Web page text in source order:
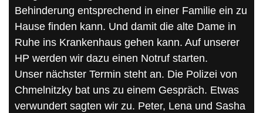
Behinderung entsprechend in einer Familie ein zu
Hause finden kann. Und damit die alte Dame in
Ruhe ins Krankenhaus gehen kann. Auf unserer
HP werden wir dazu einen Notruf starten.
Unser nächster Termin steht an. Die Polizei von
Chmelnitzky bat uns zu einem Gespräch. Etwas
verwundert sagten wir zu. Peter, Lena und Sasha